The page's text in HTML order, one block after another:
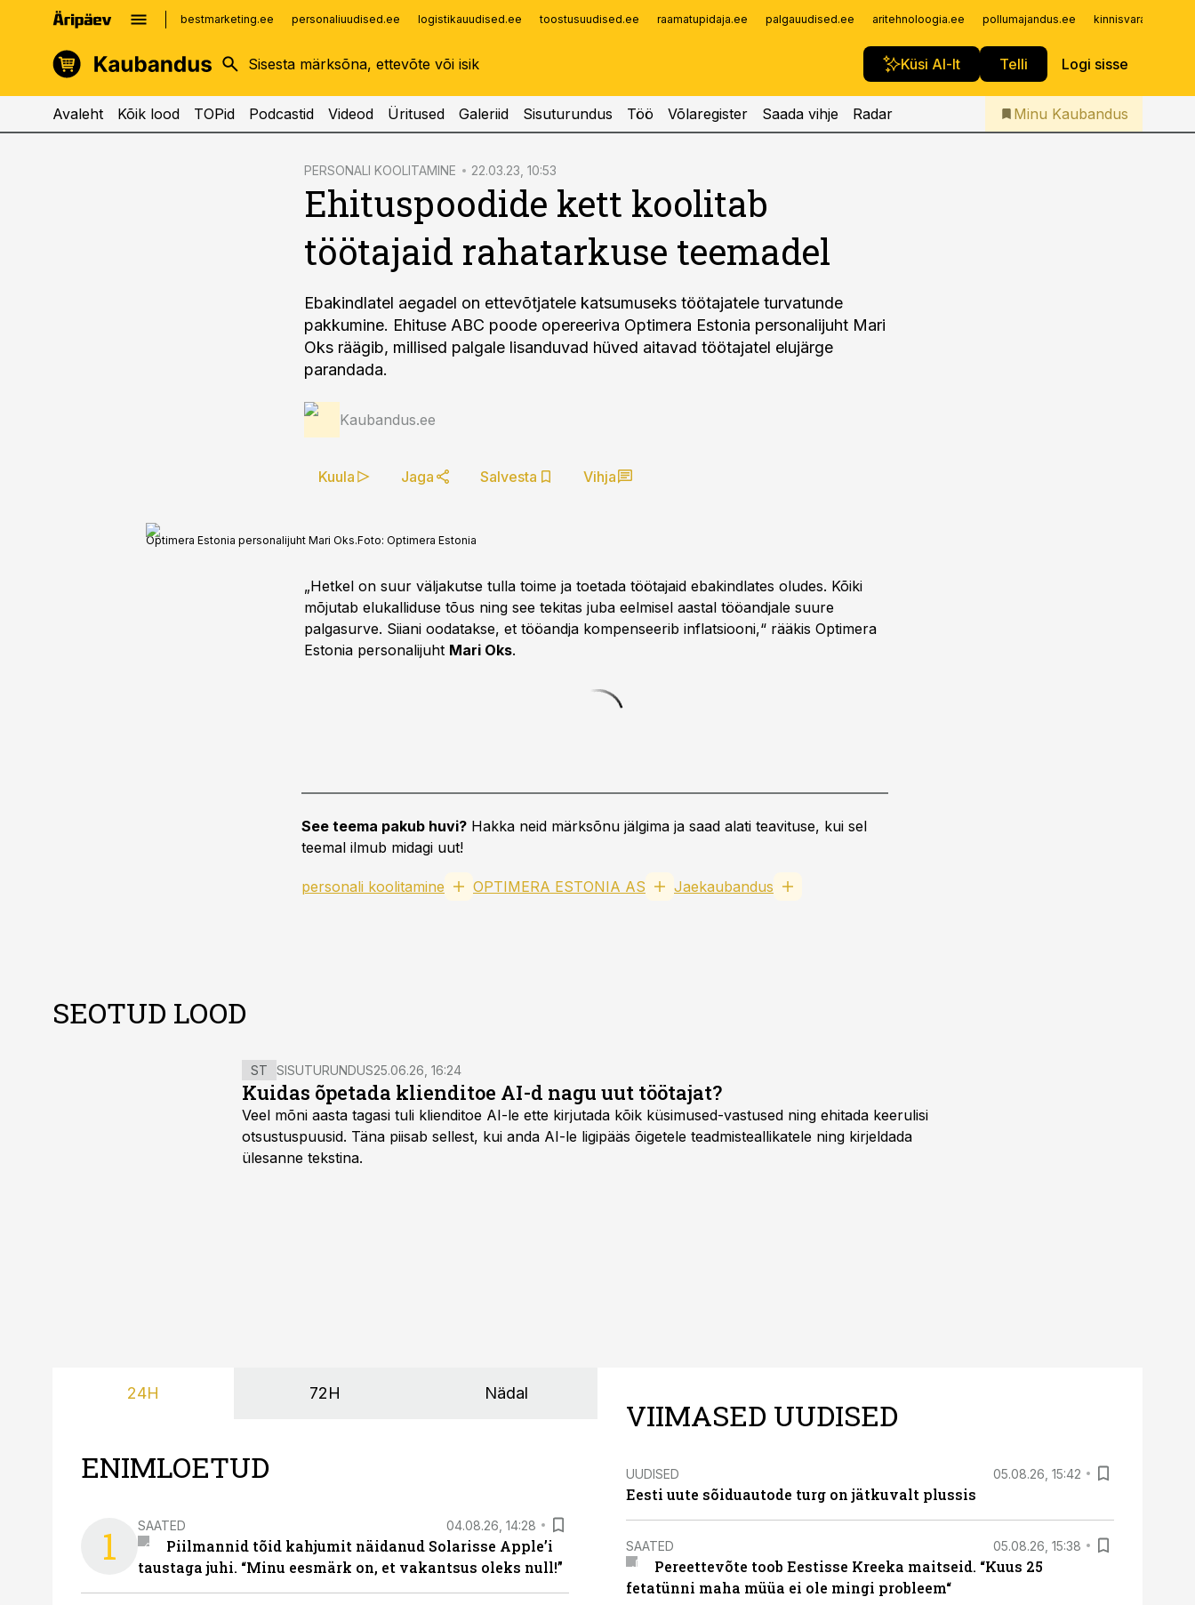
bestmarketing.ee personaliuudised.ee logistikauudised.ee toostusuudised.ee raamatupidaja.ee palgauudised.ee aritehnoloogia.ee pollumajandus.ee
Küsi AI-lt Telli Logi sisse
kinnisvarauudised.ee
logistikauudised.ee
imelineajalugu.ee
Infopank
Iseteenindus
Telli Kaubandus
Avaleht Kõik lood TOPid Podcastid Videod Üritused Galeriid Sisuturundus Töö Võlaregister Saada vihje Radar Minu Kaubandus
PERSONALI KOOLITAMINE 22.03.23, 10:53
Ehituspoodide kett koolitab
töötajaid rahatarkuse teemadel
Ebakindlatel aegadel on ettevõtjatele katsumuseks töötajatele turvatunde
pakkumine. Ehituse ABC poode opereeriva Optimera Estonia personalijuht Mari
Oks räägib, millised palgale lisanduvad hüved aitavad töötajatel elujärge
parandada.
Kaubandus.ee
Kuula Jaga Salvesta Vihja
Optimera Estonia personalijuht Mari Oks.Foto: Optimera Estonia
„Hetkel on suur väljakutse tulla toime ja toetada töötajaid ebakindlates oludes. Kõiki
mõjutab elukalliduse tõus ning see tekitas juba eelmisel aastal tööandjale suure
palgasurve. Siiani oodatakse, et tööandja kompenseerib inflatsiooni,“ rääkis Optimera
Estonia personalijuht Mari Oks.
See teema pakub huvi? Hakka neid märksõnu jälgima ja saad alati teavituse, kui sel
teemal ilmub midagi uut!
personali koolitamine OPTIMERA ESTONIA AS Jaekaubandus
SEOTUD LOOD
ST SISUTURUNDUS25.06.26, 16:24
Kuidas õpetada klienditoe AI-d nagu uut töötajat?
Veel mõni aasta tagasi tuli klienditoe AI-le ette kirjutada kõik küsimused-vastused ning ehitada keerulisi
otsustuspuusid. Täna piisab sellest, kui anda AI-le ligipääs õigetele teadmisteallikatele ning kirjeldada
ülesanne tekstina.
24H 72H Nädal
ENIMLOETUD
1 SAATED 04.08.26, 14:28
Piilmannid tõid kahjumit näidanud Solarisse Apple’i
taustaga juhi. “Minu eesmärk on, et vakantsus oleks null!”
VIIMASED UUDISED
UUDISED 05.08.26, 15:42
Eesti uute sõiduautode turg on jätkuvalt plussis
SAATED 05.08.26, 15:38
Pereettevõte toob Eestisse Kreeka maitseid. “Kuus 25
fetatünni maha müüa ei ole mingi probleem“